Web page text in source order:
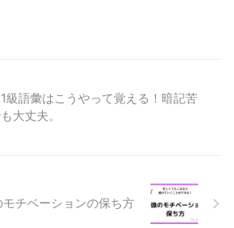
級語彙はこうやって覚える！暗記苦
大丈夫。
モチベーションの保ち方